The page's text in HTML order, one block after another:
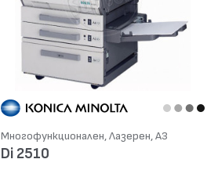
Многофункционален, Лазерен, А3
Di 2510